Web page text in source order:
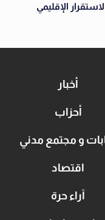
الإقليمي
أخبار
أحزاب
و مجتمع مدني
اقتصاد
آراء حرة